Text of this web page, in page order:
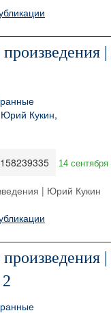
14 сентября
| Юрий Кукин